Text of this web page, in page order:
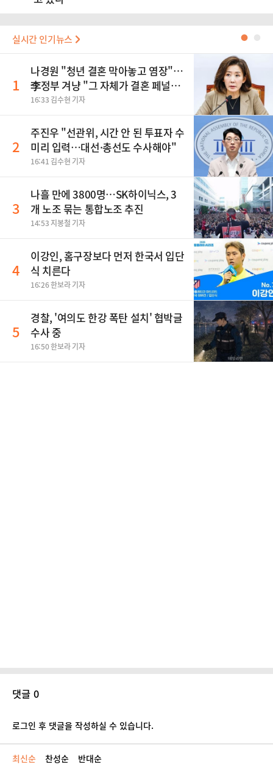
실시간 인기뉴스 ●
1
나경원 "청년 결혼 막아놓고 염장"…
李정부 겨냥 "그 자체가 결혼 페널
티"
16:33 김수현 기자
2
주진우 "선관위, 시간 안 된 투표자 수
미리 입력…대선·총선도 수사해야"
16:41 김수현 기자
3
나흘 만에 3800명…SK하이닉스, 3
개 노조 묶는 통합노조 추진
14:53 지봉철 기자
4
이강인, 홈구장보다 먼저 한국서 입단
식 치른다
16:26 한보라 기자
5
경찰, '여의도 한강 폭탄 설치' 협박글
수사 중
16:50 한보라 기자
댓글 0
로그인 후 댓글을 작성하실 수 있습니다.
최신순 찬성순 반대순